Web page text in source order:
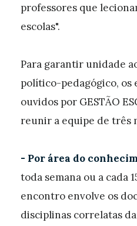
professores que
escolas".
Para garantir unidade
político-pedagógico, os
ouvidos por GESTÃO
reunir a equipe de três
- Por área do
toda semana ou a cada
encontro envolve os
disciplinas correlatas